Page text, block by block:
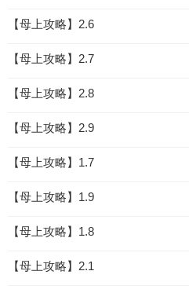
【母上攻略】2.6
【母上攻略】2.7
【母上攻略】2.8
【母上攻略】2.9
【母上攻略】1.7
【母上攻略】1.9
【母上攻略】1.8
【母上攻略】2.1